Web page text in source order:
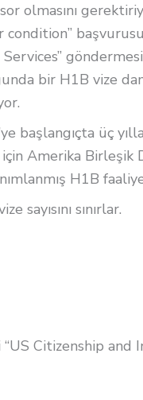
olmasını
condition”
bir H1B vize
başlangıçta üç
Amerika
H1B
sayısını sınırlar.
“US Citizenship